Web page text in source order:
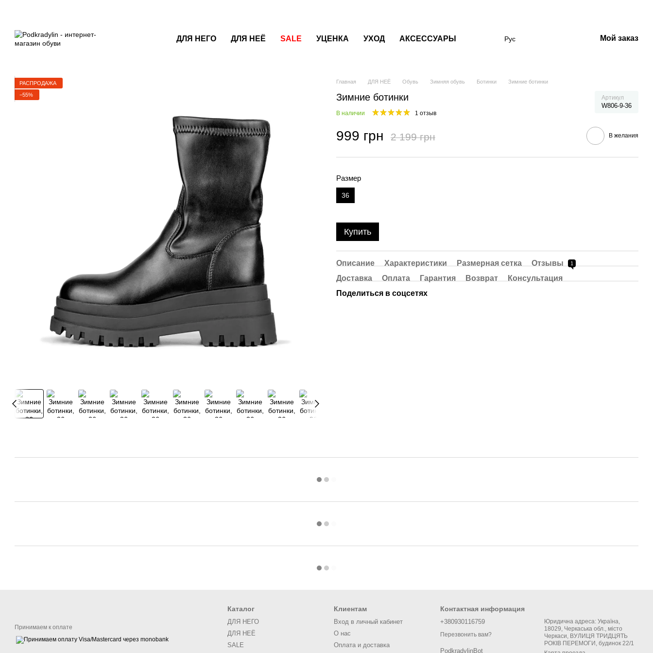
ДЛЯ НЕГО ДЛЯ НЕЁ SALE УЦЕНКА УХОД АКСЕССУАРЫ Рус Мой заказ
РАСПРОДАЖА
−55%
Главная ДЛЯ НЕЁ Обувь Зимняя обувь Ботинки Зимние ботинки
Зимние ботинки Артикул
W806-9-36
В наличии 1 отзыв
999 грн 2 199 грн В желания
Размер
36
Купить
Описание Характеристики Размерная сетка Отзывы 1
Доставка Оплата Гарантия Возврат
Консультация
Поделиться в соцсетях
Принимаем к оплате
Каталог
ДЛЯ НЕГО
ДЛЯ НЕЁ
SALE
Клиентам
Вход в личный кабинет
О нас
Оплата и доставка
Контактная информация
+380930116759
Перезвонить вам?
PodkradylinBot
Юридична адреса: Україна,
18029, Черкаська обл., місто
Черкаси, ВУЛИЦЯ ТРИДЦЯТЬ
РОКІВ ПЕРЕМОГИ, будинок 22/1